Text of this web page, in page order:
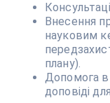
Внесення
науковим
плану).
Допомога в
доповіді